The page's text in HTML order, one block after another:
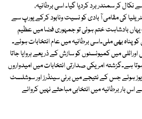
کر سمندر برد کردیا گیا۔ اسی برطانیہ،
کی مقامی آ بادی کو نسیت ونابود کرکے یورپ سے
یہاں بادشاہت ختم ہوئی تو جمہوری فضا میں عظیم
پناہ بھی ملی۔اسی برطانیہ میں عام انتخابات ہوئے۔
میں کمیونسٹوں کو سازش کے ذریعے ہروایا جاتا
ہے۔گزشتہ امریکی صدارتی انتخابات میں امیدواروں
ہوئے جس کے نتیجے میں برنی سینڈرز اور سوشلسٹ
بار برطانیہ میں انتخابی مباحثے نہیں کروائے